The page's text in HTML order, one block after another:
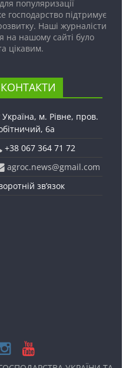
популяризації
господарство підтримує
Наші журналісти
на нашому сайті було
цікавим.
КОНТАКТИ
Україна, м. Рівне, пров.
6а
+38 067 364 71 72
agroc.news@gmail.com
зв’язок